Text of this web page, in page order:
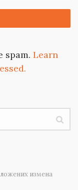
spam. Learn
измена